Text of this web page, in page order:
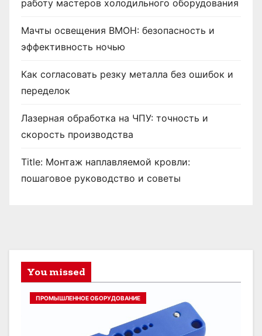
работу мастеров холодильного оборудования
Мачты освещения ВМОН: безопасность и
эффективность ночью
Как согласовать резку металла без ошибок и
переделок
Лазерная обработка на ЧПУ: точность и
скорость производства
Title: Монтаж наплавляемой кровли:
пошаговое руководство и советы
You missed
ПРОМЫШЛЕННОЕ ОБОРУДОВАНИЕ